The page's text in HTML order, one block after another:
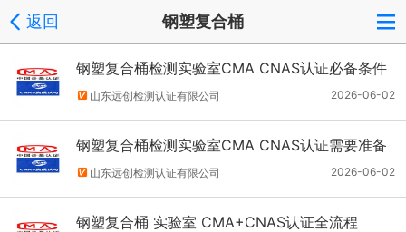
返回 钢塑复合桶
钢塑复合桶检测实验室CMA CNAS认证必备条件
2026-06-02
山东远创检测认证有限公司
钢塑复合桶检测实验室CMA CNAS认证需要准备
材料
2026-06-02
山东远创检测认证有限公司
钢塑复合桶 实验室 CMA+CNAS认证全流程